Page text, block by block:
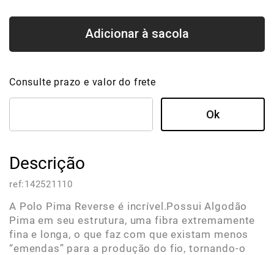
Consulte prazo e valor do frete
Descrição
ref:142521110
A Polo Pima Reverse é incrível.Possui Algodão
Pima em seu estrutura, uma fibra extremamente
fina e longa, o que faz com que existam menos
“emendas” para a produção do fio, tornando-o